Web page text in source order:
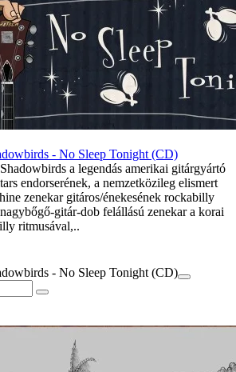
- No Sleep Tonight (CD)
a legendás amerikai gitárgyártó
endorserének, a nemzetközileg elismert
zenekar gitáros/énekesének rockabilly
gitár-dob felállású zenekar a korai
ritmusával,..
- No Sleep Tonight (CD)